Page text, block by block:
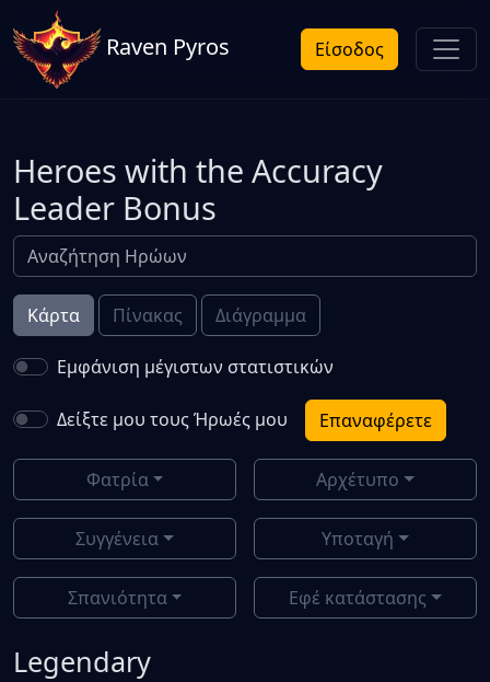
Raven Pyros Είσοδος
Heroes with the Accuracy
Leader Bonus
Κάρτα Πίνακας Διάγραμμα
Εμφάνιση μέγιστων στατιστικών
Δείξτε μου τους Ήρωές μου Επαναφέρετε
Φατρία Αρχέτυπο
Συγγένεια Υποταγή
Σπανιότητα Εφέ κατάστασης
Legendary